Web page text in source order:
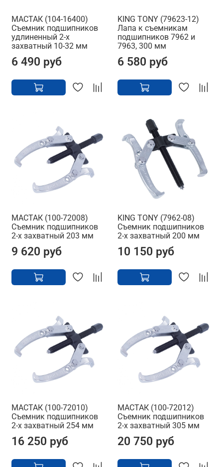
МАСТАК (104-16400)
Съемник подшипников
удлиненный 2-х
захватный 10-32 мм
6 490 руб
KING TONY (79623-12)
Лапа к съемникам
подшипников 7962 и
7963, 300 мм
6 580 руб
МАСТАК (100-72008)
Съемник подшипников
2-х захватный 203 мм
9 620 руб
KING TONY (7962-08)
Съемник подшипников
2-х захватный 200 мм
10 150 руб
МАСТАК (100-72010)
Съемник подшипников
2-х захватный 254 мм
16 250 руб
МАСТАК (100-72012)
Съемник подшипников
2-х захватный 305 мм
20 750 руб